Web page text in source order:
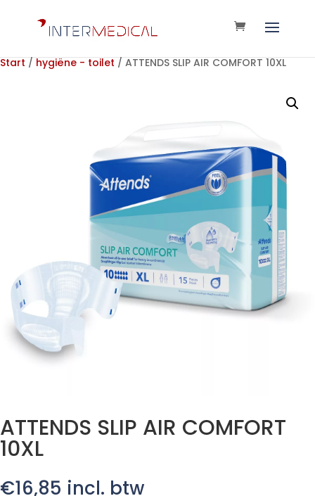
Start / hygiëne - toilet / ATTENDS SLIP AIR COMFORT 10XL
ATTENDS SLIP AIR COMFORT
10XL
€16,85 incl. btw